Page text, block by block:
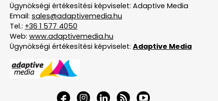
Ügynökségi értékesítési képviselet: Adaptive Media
Email: sales@adaptivemedia.hu
Tel.: +36 1 577 4050
Web: www.adaptivemedia.hu
Ügynökségi értékesítési képviselet: Adaptive Media